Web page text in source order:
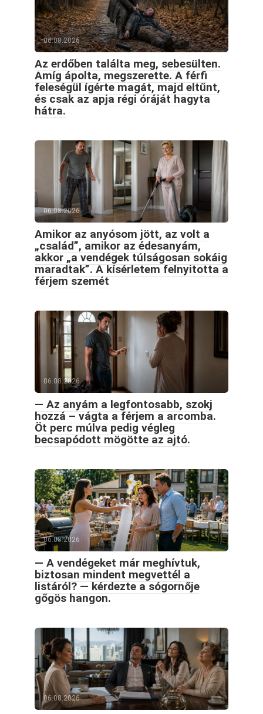
06.08.2026
Az erdőben találta meg, sebesülten.
Amíg ápolta, megszerette. A férfi
feleségül ígérte magát, majd eltűnt,
és csak az apja régi óráját hagyta
hátra.
06.08.2026
Amikor az anyósom jött, az volt a
„család”, amikor az édesanyám,
akkor „a vendégek túlságosan sokáig
maradtak”. A kísérletem felnyitotta a
férjem szemét
06.08.2026
— Az anyám a legfontosabb, szokj
hozzá – vágta a férjem a arcomba.
Öt perc múlva pedig végleg
becsapódott mögötte az ajtó.
06.08.2026
— A vendégeket már meghívtuk,
biztosan mindent megvettél a
listáról? — kérdezte a sógornője
gőgös hangon.
06.08.2026